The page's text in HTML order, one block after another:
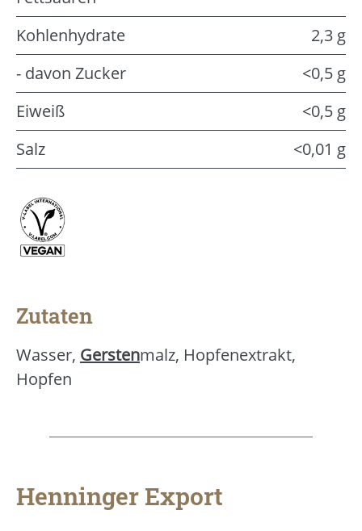
Kohlenhydrate
2,3 g
- davon Zucker
<0,5 g
Eiweiß
<0,5 g
Salz
<0,01 g
Zutaten
Wasser, Gerstenmalz, Hopfenextrakt,
Hopfen
Henninger Export